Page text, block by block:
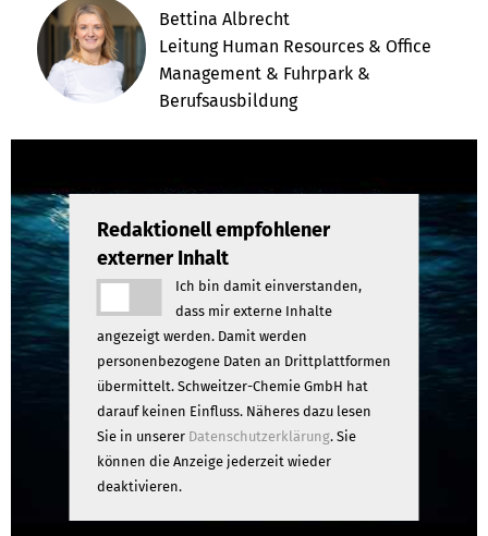
Bettina Albrecht
Leitung Human Resources & Office
Management & Fuhrpark &
Berufsausbildung
Redaktionell empfohlener
externer Inhalt
Ich bin damit einverstanden,
dass mir externe Inhalte
angezeigt werden. Damit werden
personenbezogene Daten an Drittplattformen
übermittelt. Schweitzer-Chemie GmbH hat
darauf keinen Einfluss. Näheres dazu lesen
Sie in unserer Datenschutzerklärung. Sie
können die Anzeige jederzeit wieder
deaktivieren.